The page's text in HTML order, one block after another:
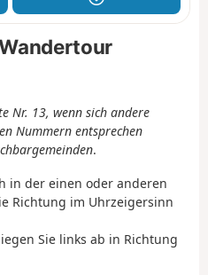
Nr. 13, wenn sich andere
Nummern entsprechen
.
in der einen oder anderen
Richtung im Uhrzeigersinn
Sie links ab in Richtung